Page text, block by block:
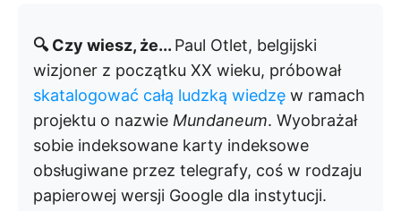
🔍 Czy wiesz, że... Paul Otlet, belgijski
wizjoner z początku XX wieku, próbował
skatalogować całą ludzką wiedzę w ramach
projektu o nazwie Mundaneum. Wyobrażał
sobie indeksowane karty indeksowe
obsługiwane przez telegrafy, coś w rodzaju
papierowej wersji Google dla instytucji.